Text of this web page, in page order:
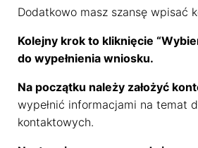
Dodatkowo masz szansę wpisać
Kolejny krok to kliknięcie
do wypełnienia wniosku.
Na początku należy założyć
wypełnić informacjami na temat
kontaktowych.
ciasteczkach i po co je zbieramy.
Oświadczenie o prywatności
Rozumiem